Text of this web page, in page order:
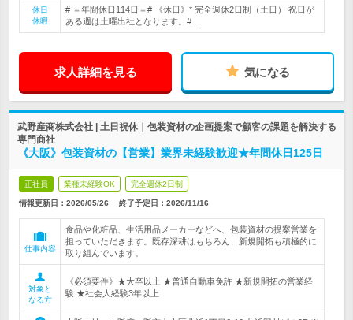
休日
休暇
# ＝年間休日114日＝# 《休日》* 完全週休2日制（土日） 祝日が
ある週は土曜出社となります。#…
求人詳細を見る 気になる
武野産商株式会社 | 土日祝休｜包装資材の企画提案で顧客の課題を解決する
専門商社
《大阪》包装資材の【営業】業界未経験歓迎★年間休日125日
正社員 業種未経験OK 完全週休2日制
情報更新日：2026/05/26 終了予定日： 2026/11/16
仕事内容
食品や化粧品、生活用品メーカーなどへ、包装資材の提案営業を
担っていただきます。既存深耕はもちろん、新規開拓も積極的に
取り組んでいます。
対象と
なる方
《必須要件》★大卒以上 ★普通自動車免許 ★新規開拓の営業経
験 ★社会人経験3年以上